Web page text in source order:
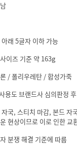
아래 5글자 이하 가능
이즈 기준 약 163g
/ 폴리우레탄 / 합성가죽
용도 브랜드사 심의판정
국, 스티치 마감, 본드 자
현상이므로 이로 인한 교
분쟁 해결 기준에 따름